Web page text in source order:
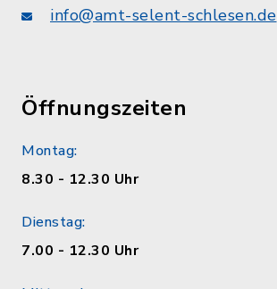
info@amt-selent-schlesen.de
Öffnungszeiten
Montag:
8.30 - 12.30 Uhr
Dienstag:
7.00 - 12.30 Uhr